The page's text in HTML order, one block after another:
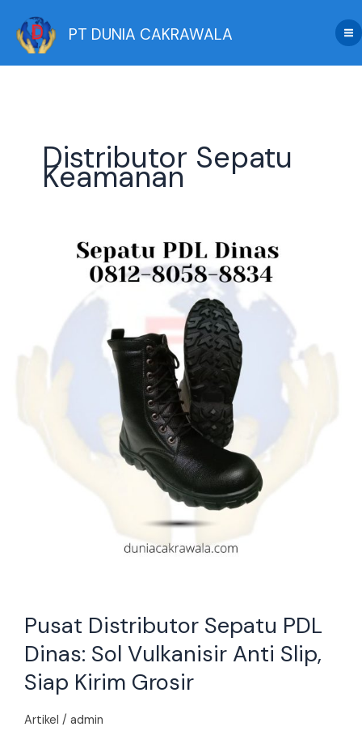
content
PT DUNIA CAKRAWALA
Distributor Sepatu
Keamanan
Pusat Distributor Sepatu PDL
Dinas: Sol Vulkanisir Anti Slip,
Siap Kirim Grosir
Artikel / admin
Distributor
Vulkanisir
Kirim